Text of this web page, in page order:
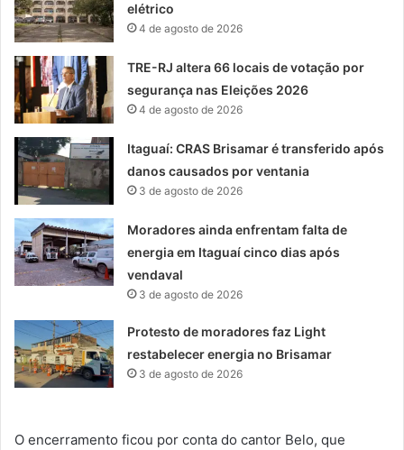
elétrico
4 de agosto de 2026
TRE-RJ altera 66 locais de votação por
segurança nas Eleições 2026
4 de agosto de 2026
Itaguaí: CRAS Brisamar é transferido após
danos causados por ventania
3 de agosto de 2026
Moradores ainda enfrentam falta de
energia em Itaguaí cinco dias após
vendaval
3 de agosto de 2026
Protesto de moradores faz Light
restabelecer energia no Brisamar
3 de agosto de 2026
O encerramento ficou por conta do cantor Belo, que